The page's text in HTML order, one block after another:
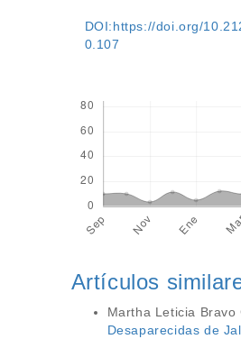
DOI:https://doi.org/
0.107
Artículos
Martha Leticia
Desaparecidas de